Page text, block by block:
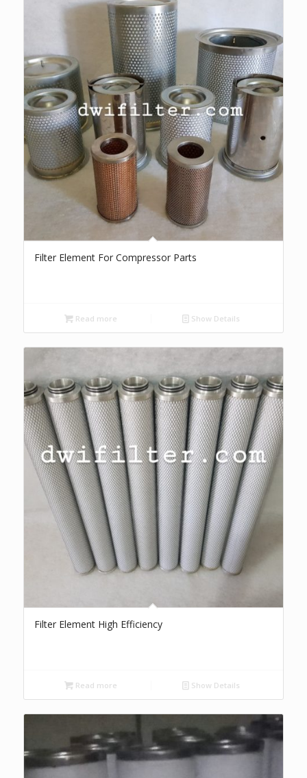
Filter Element For Compressor Parts
Read more Show Details
Filter Element High Efficiency
Read more Show Details